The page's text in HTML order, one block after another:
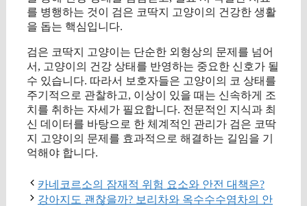
를 병행하는 것이 검은 코딱지 고양이의 건강한 생활
을 돕는 핵심입니다.
검은 코딱지 고양이는 단순한 외형상의 문제를 넘어
서, 고양이의 건강 상태를 반영하는 중요한 신호가 될
수 있습니다. 따라서 보호자들은 고양이의 코 상태를
주기적으로 관찰하고, 이상이 있을 때는 신속하게 조
치를 취하는 자세가 필요합니다. 전문적인 지식과 최
신 데이터를 바탕으로 한 체계적인 관리가 검은 코딱
지 고양이의 문제를 효과적으로 해결하는 길임을 기
억해야 합니다.
카네코르소의 잠재적 위험 요소와 안전 대책은?
강아지도 괜찮을까? 보리차와 옥수수수염차의 안